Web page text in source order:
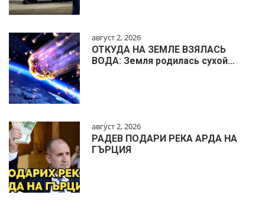
август 2, 2026
ОТКУДА НА ЗЕМЛЕ ВЗЯЛАСЬ
ВОДА: Земля родилась сухой…
август 2, 2026
РАДЕВ ПОДАРИ РЕКА АРДА НА
ГЪРЦИЯ